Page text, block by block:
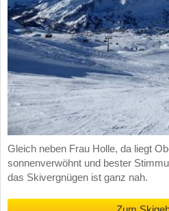
Gleich neben Frau Holle, da liegt
sonnenverwöhnt und bester
das Skivergnügen ist ganz nah.